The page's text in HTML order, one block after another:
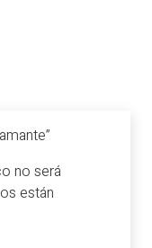
no será
están